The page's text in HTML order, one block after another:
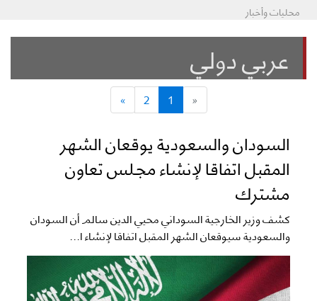
محليات وأخبار
عربي دولي
«
1
2
»
السودان والسعودية يوقعان الشهر
المقبل اتفاقا لإنشاء مجلس تعاون
مشترك
كشف وزير الخارجية السوداني محيي الدين سالم أن السودان
والسعودية سيوقعان الشهر المقبل اتفاقا لإنشاء ا...